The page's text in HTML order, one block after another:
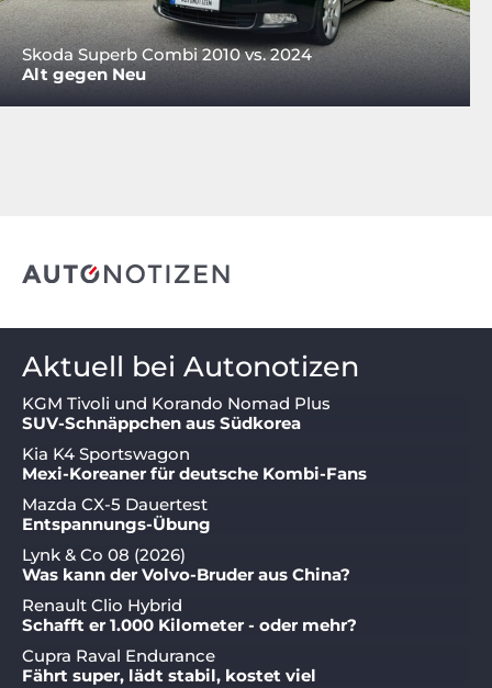
Skoda Superb Combi 2010 vs. 2024
Alt gegen Neu
Aktuell bei Autonotizen
KGM Tivoli und Korando Nomad Plus
SUV-Schnäppchen aus Südkorea
Kia K4 Sportswagon
Mexi-Koreaner für deutsche Kombi-Fans
Mazda CX-5 Dauertest
Entspannungs-Übung
Lynk & Co 08 (2026)
Was kann der Volvo-Bruder aus China?
Renault Clio Hybrid
Schafft er 1.000 Kilometer - oder mehr?
Cupra Raval Endurance
Fährt super, lädt stabil, kostet viel